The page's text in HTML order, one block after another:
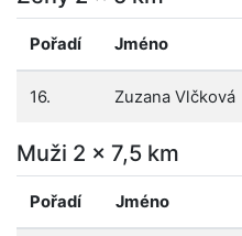
Pořadí Jméno
16. Zuzana Vlčková
Muži 2 x 7,5 km
Pořadí Jméno